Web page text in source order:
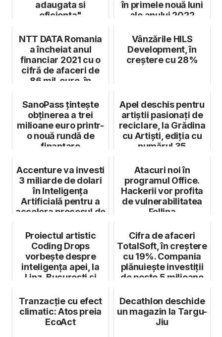
adaugata si
eficienta"
în primele nouă luni
ale anului 2022
NTT DATA Romania
a încheiat anul
financiar 2021 cu o
cifră de afaceri de
86 mil. euro, în
Vânzările HILS
Development, în
creștere cu 28%
SanoPass țintește
obținerea a trei
milioane euro printr-
o nouă rundă de
finanțare
Apel deschis pentru
artiștii pasionați de
reciclare, la Grădina
cu Artiști, ediția cu
numărul 35
Accenture va investi
3 miliarde de dolari
în Inteligența
Artificială pentru a
accelera procesul de
Atacuri noi în
programul Office.
Hackerii vor profita
de vulnerabilitatea
Follina
Proiectul artistic
Coding Drops
vorbește despre
inteligența apei, la
Linz, București și
Cifra de afaceri
TotalSoft, în creștere
cu 19%. Compania
plănuiește investiții
de peste 5 milioane
Tranzacție cu efect
climatic: Atos preia
EcoAct
Decathlon deschide
un magazin la Targu-
Jiu